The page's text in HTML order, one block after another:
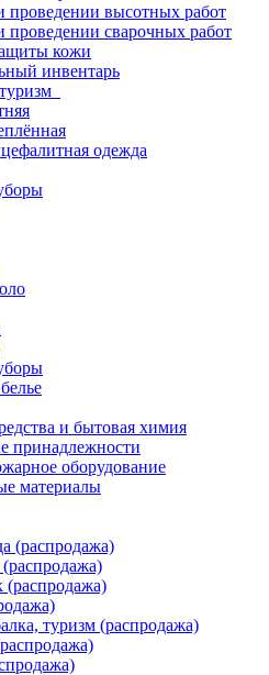
проведении высотных работ
проведении сварочных работ
кожи
инвентарь
одежда
и бытовая химия
принадлежности
оборудование
материалы
(распродажа)
(распродажа)
туризм (распродажа)